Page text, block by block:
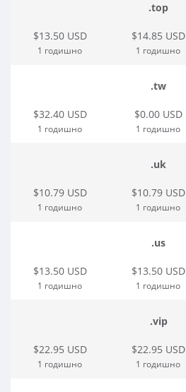
.top
$13.50 USD
1 годишно
$14.85 USD
1 годишно
.tw
$32.40 USD
1 годишно
$0.00 USD
1 годишно
.uk
$10.79 USD
1 годишно
$10.79 USD
1 годишно
.us
$13.50 USD
1 годишно
$13.50 USD
1 годишно
.vip
$22.95 USD
1 годишно
$22.95 USD
1 годишно